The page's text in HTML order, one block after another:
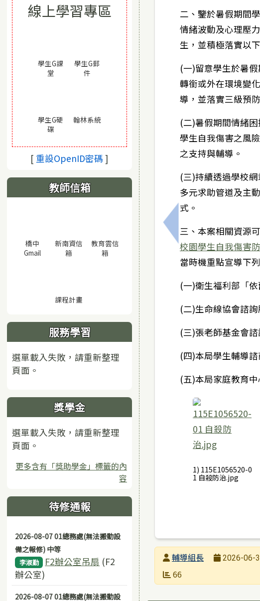
線上學習專區
學生G課
堂(另開視窗)
學生G郵
件(另開視窗)
學生G硬
碟(另開視窗)
翰林系統(另開視窗)
[ 重設OpenID密碼 (另開視窗)
]
教師信箱
橋中
Gmail(另開視窗)
新南資信
箱 (另開視窗)
教育雲信
箱 (另開視窗)
課程計畫
服務學習
選單載入失敗，請重新整理
頁面。
獎學金
選單載入失敗，請重新整理
頁面。
更多含有「獎助學金」標籤的內
容
待修通報
2026-08-07 01總務處(無法搬動設
備之報修) 中等
李淑勤 F2辦公室吊扇 (F2
辦公室)
2026-08-07 01總務處(無法搬動設
上一筆：財團法人和
二、鑒於暑假期間
情緒波動及心理壓
生，並積極落實以
(一)留意學生於暑
轉銜或外在環境變
導，並落實三級預
(二)暑假期間情緒
學生自我傷害之風
之支持與輔導。
(三)持續透過學校
多元求助管道及主
式。
三、本案相關資源
校園學生自我傷害
當時機重點宣導下
(一)衛生福利部「
(二)生命線協會諮
(三)張老師基金會
(四)本局學生輔導
(五)本局家庭教育
1) 115E1056520-0
1 自殺防治.jpg
發布者輔導組長
發布日期
2026-06-
瀏覽次數
66